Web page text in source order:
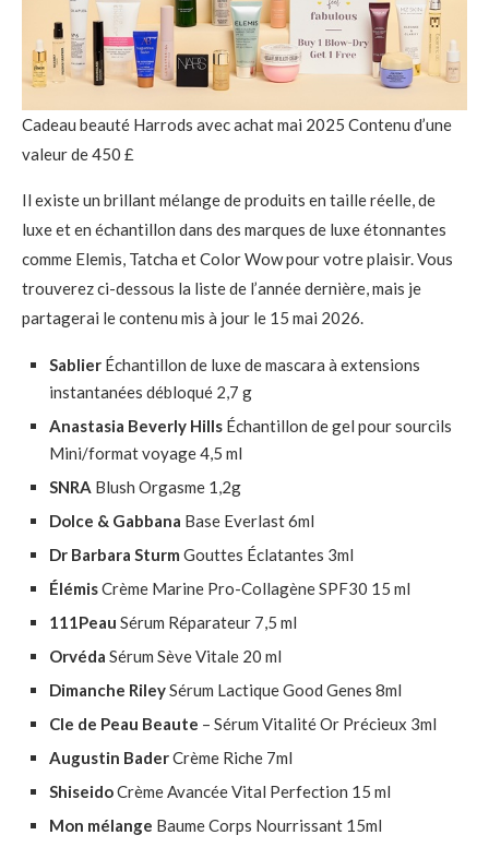
Cadeau beauté Harrods avec achat mai 2025 Contenu d’une
valeur de 450 £
Il existe un brillant mélange de produits en taille réelle, de
luxe et en échantillon dans des marques de luxe étonnantes
comme Elemis, Tatcha et Color Wow pour votre plaisir. Vous
trouverez ci-dessous la liste de l’année dernière, mais je
partagerai le contenu mis à jour le 15 mai 2026.
Sablier Échantillon de luxe de mascara à extensions
instantanées débloqué 2,7 g
Anastasia Beverly Hills Échantillon de gel pour sourcils
Mini/format voyage 4,5 ml
SNRA Blush Orgasme 1,2g
Dolce & Gabbana Base Everlast 6ml
Dr Barbara Sturm Gouttes Éclatantes 3ml
ÉlémisCrème Marine Pro-Collagène SPF30 15 ml
111Peau Sérum Réparateur 7,5 ml
Orvéda Sérum Sève Vitale 20 ml
Dimanche RileySérum Lactique Good Genes 8ml
Cle de Peau Beaute – Sérum Vitalité Or Précieux 3ml
Augustin BaderCrème Riche 7ml
ShiseidoCrème Avancée Vital Perfection 15 ml
Mon mélange Baume Corps Nourrissant 15ml